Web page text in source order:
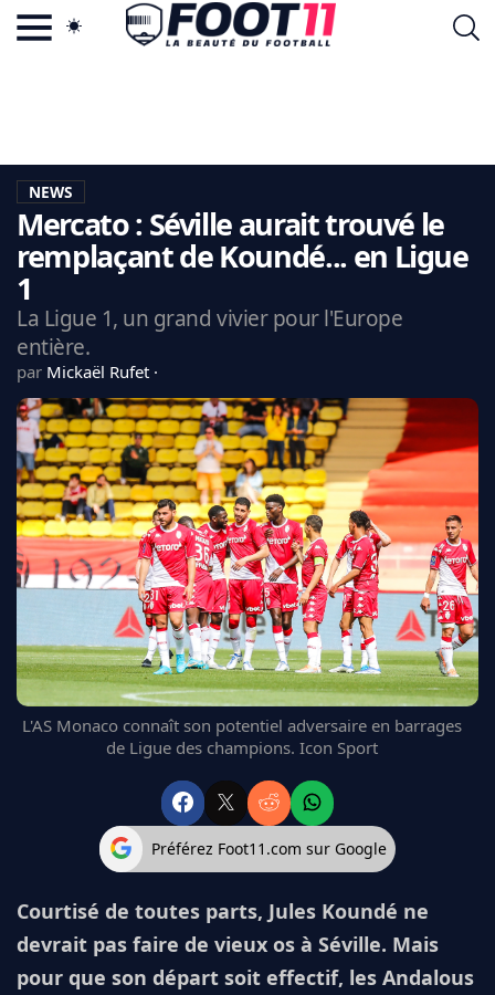
LA CHARTE
VIE PRIVÉE
CGU
CONTACTEZ-NOUS
MERCATO
EDF
PSG
LIGUE 1
REAL MADRID
FC BARCELONE
MANCHESTER UNITED
CHELSEA
L'AVIS DE LA RÉDAC'
NEWS
Mercato : Séville aurait trouvé le
remplaçant de Koundé... en Ligue
1
La Ligue 1, un grand vivier pour l'Europe
entière.
par Mickaël Rufet
L'AS Monaco connaît son potentiel adversaire en barrages
de Ligue des champions. Icon Sport
Préférez Foot11.com sur Google
Courtisé de toutes parts, Jules Koundé ne
devrait pas faire de vieux os à Séville. Mais
pour que son départ soit effectif, les Andalous